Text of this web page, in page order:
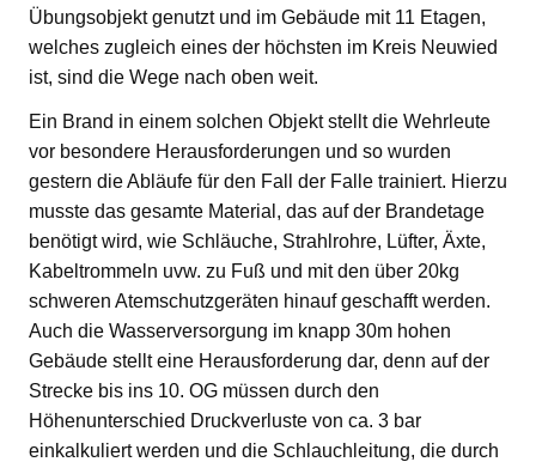
Übungsobjekt genutzt und im Gebäude mit 11 Etagen,
welches zugleich eines der höchsten im Kreis Neuwied
ist, sind die Wege nach oben weit.
Ein Brand in einem solchen Objekt stellt die Wehrleute
vor besondere Herausforderungen und so wurden
gestern die Abläufe für den Fall der Falle trainiert. Hierzu
musste das gesamte Material, das auf der Brandetage
benötigt wird, wie Schläuche, Strahlrohre, Lüfter, Äxte,
Kabeltrommeln uvw. zu Fuß und mit den über 20kg
schweren Atemschutzgeräten hinauf geschafft werden.
Auch die Wasserversorgung im knapp 30m hohen
Gebäude stellt eine Herausforderung dar, denn auf der
Strecke bis ins 10. OG müssen durch den
Höhenunterschied Druckverluste von ca. 3 bar
einkalkuliert werden und die Schlauchleitung, die durch